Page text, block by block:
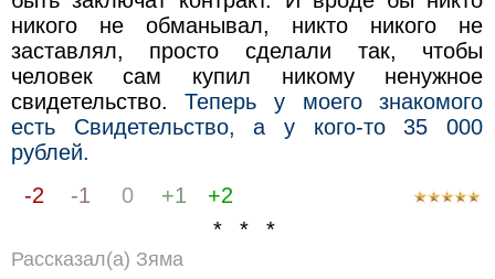
никого не обманывал, никто никого не
заставлял, просто сделали так, чтобы
человек сам купил никому ненужное
свидетельство.Теперь у моего знакомого
есть Свидетельство, а у кого-то 35 000
рублей.
-2
-1 0 +1
+2
* * *
Рассказал(а) Зяма